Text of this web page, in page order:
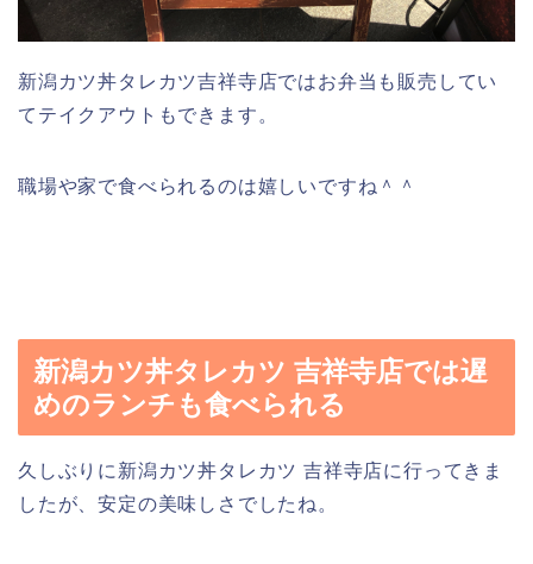
新潟カツ丼タレカツ吉祥寺店ではお弁当も販売してい
てテイクアウトもできます。
職場や家で食べられるのは嬉しいですね＾＾
新潟カツ丼タレカツ 吉祥寺店では遅
めのランチも食べられる
久しぶりに新潟カツ丼タレカツ 吉祥寺店に行ってきま
したが、安定の美味しさでしたね。